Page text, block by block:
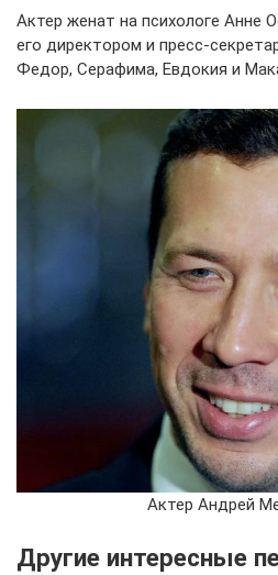
Актер женат на психологе Анне
его директором и пресс-
Федор, Серафима, Евдокия и
Актер Андрей
Другие интересные